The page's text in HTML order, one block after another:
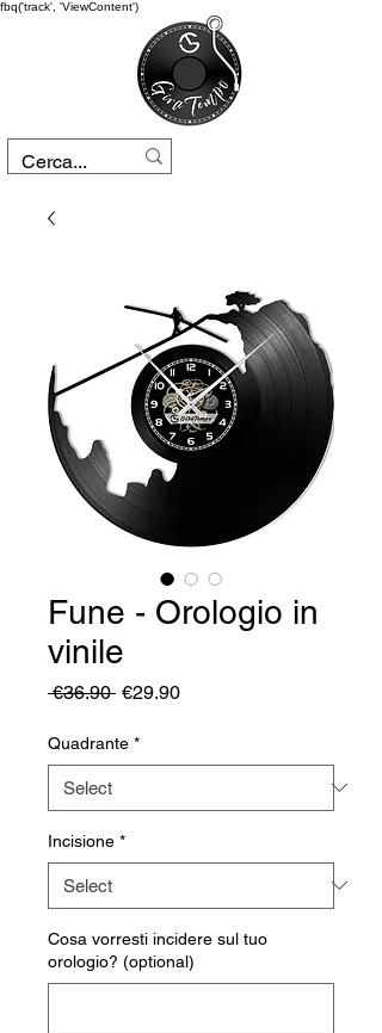
fbq('track', 'ViewContent')
Fune - Orologio in
vinile
€36.90 Regular
€29.90Sale
Quadrante *
Incisione *
Cosa vorresti incidere sul tuo
orologio? (optional)